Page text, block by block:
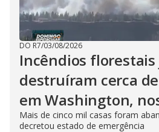
DO R7/03/08/2026
Incêndios florestais
destruíram cerca
em Washington,
Mais de cinco mil casas foram
decretou estado de emergência